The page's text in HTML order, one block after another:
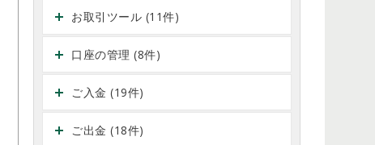
お取引ツール (11件)
口座の管理 (8件)
ご入金 (19件)
ご出金 (18件)